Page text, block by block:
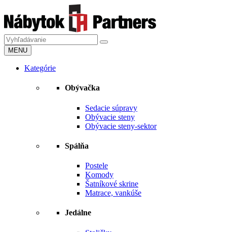
MENU
Kategórie
Obývačka
Sedacie súpravy
Obývacie steny
Obývacie steny-sektor
Spálňa
Postele
Komody
Šatníkové skrine
Matrace, vankúše
Jedálne